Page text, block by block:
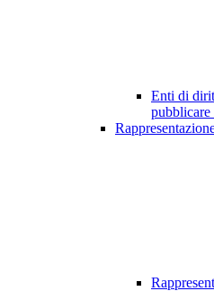
Enti di